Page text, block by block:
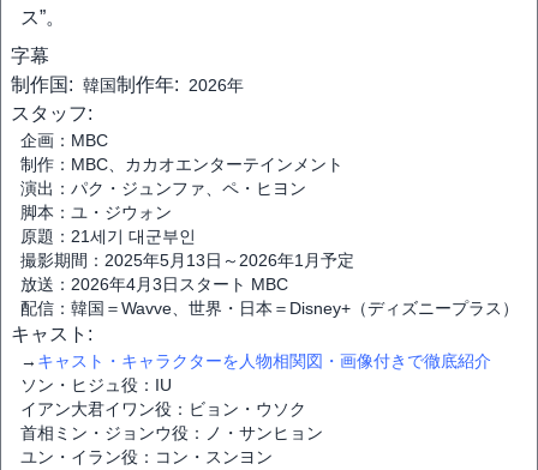
ス”。
字幕
制作国: 韓国制作年: 2026年
スタッフ:
企画：MBC
制作：MBC、カカオエンターテインメント
演出：パク・ジュンファ、ペ・ヒヨン
脚本：ユ・ジウォン
原題：21세기 대군부인
撮影期間：2025年5月13日～2026年1月予定
放送：2026年4月3日スタート MBC
配信：韓国＝Wavve、世界・日本＝Disney+（ディズニープラス）
キャスト:
→ キャスト・キャラクターを人物相関図・画像付きで徹底紹介
ソン・ヒジュ役：IU
イアン大君イワン役：ビョン・ウソク
首相ミン・ジョンウ役：ノ・サンヒョン
ユン・イラン役：コン・スンヨン